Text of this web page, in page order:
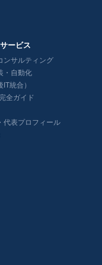
ービス
ンサルティング
・自動化
統合）
全ガイド
代表プロフィール